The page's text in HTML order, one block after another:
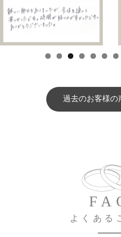
過去のお客様の
よくある